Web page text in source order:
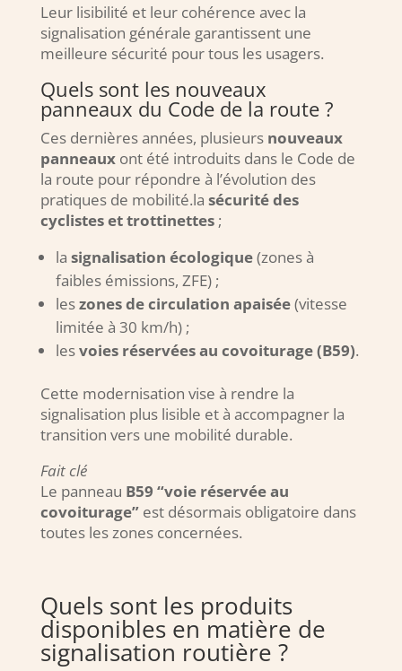
Leur lisibilité et leur cohérence avec la
signalisation générale garantissent une
meilleure sécurité pour tous les usagers.
Quels sont les nouveaux
panneaux du Code de la route ?
Ces dernières années, plusieurs nouveaux
panneauxont été introduits dans le Code de
la route pour répondre à l’évolution des
pratiques de mobilité.la sécurité des
cyclistes et trottinettes;
la signalisation écologique(zones à
faibles émissions, ZFE) ;
leszones de circulation apaisée(vitesse
limitée à 30 km/h) ;
lesvoies réservées au covoiturage (B59).
Cette modernisation vise à rendre la
signalisation plus lisible et à accompagner la
transition vers une mobilité durable.
Fait clé
Le panneau B59 “voie réservée au
covoiturage”est désormais obligatoire dans
toutes les zones concernées.
Quels sont les produits
disponibles en matière de
signalisation routière ?